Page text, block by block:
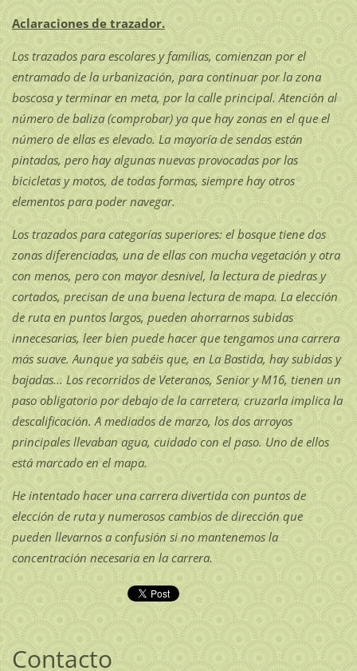
Aclaraciones de trazador.
Los trazados para escolares y familias, comienzan por el
entramado de la urbanización, para continuar por la zona
boscosa y terminar en meta, por la calle principal. Atención al
número de baliza (comprobar) ya que hay zonas en el que el
número de ellas es elevado. La mayoría de sendas están
pintadas, pero hay algunas nuevas provocadas por las
bicicletas y motos, de todas formas, siempre hay otros
elementos para poder navegar.
Los trazados para categorías superiores: el bosque tiene dos
zonas diferenciadas, una de ellas con mucha vegetación y otra
con menos, pero con mayor desnivel, la lectura de piedras y
cortados, precisan de una buena lectura de mapa. La elección
de ruta en puntos largos, pueden ahorrarnos subidas
innecesarias, leer bien puede hacer que tengamos una carrera
más suave. Aunque ya sabéis que, en La Bastida, hay subidas y
bajadas... Los recorridos de Veteranos, Senior y M16, tienen un
paso obligatorio por debajo de la carretera, cruzarla implica la
descalificación. A mediados de marzo, los dos arroyos
principales llevaban agua, cuidado con el paso. Uno de ellos
está marcado en el mapa.
He intentado hacer una carrera divertida con puntos de
elección de ruta y numerosos cambios de dirección que
pueden llevarnos a confusión si no mantenemos la
concentración necesaria en la carrera.
Contacto